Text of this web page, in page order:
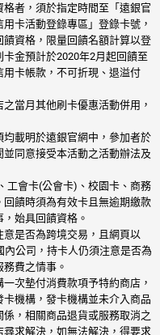
者，須於指定時間至「遠銀官
卡活動登錄專區」登錄卡號，
資格，限量回饋名額計算以登
金預計於2020年2月起回饋至
卡帳款，不可折現、退溢付
當月其他刷卡優惠活動併用，
載明於遠銀官網中，參加者於
同意接受本活動之活動辦法及
工會卡(公會卡)、校園卡、商務
饋時須為有效卡且無逾期繳款
始具回饋資格。
是否為跨境交易，且網頁以
內公司，持卡人仍須注意是否為
費之情事。
次墊付消費款項予特約商店，
機構，發卡機構並未介入商品
，相關商品退貨或服務取消之
求解決，如無法解決，得要求